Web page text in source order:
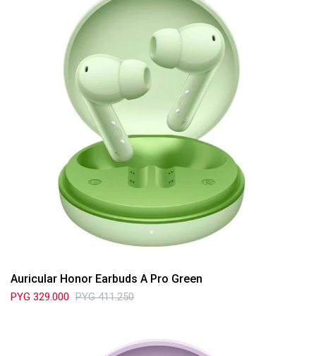
Auricular Honor Earbuds A Pro Green
PYG 329.000 PYG 411.250